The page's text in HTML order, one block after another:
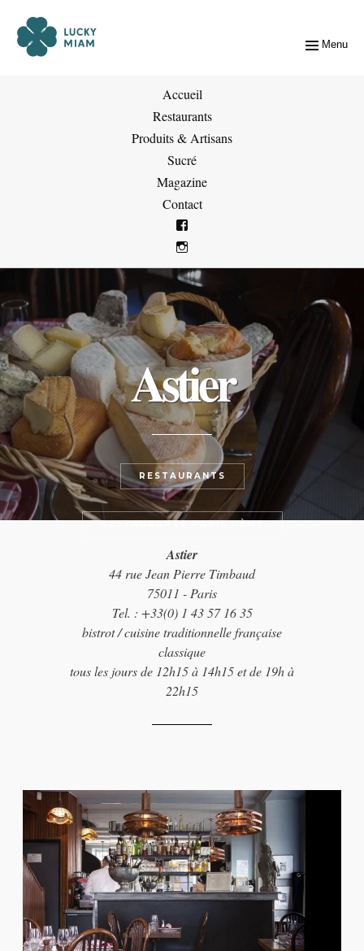
Menu
Accueil
Restaurants
Produits & Artisans
Sucré
Magazine
Contact
Astier
RESTAURANTS
Astier
44 rue Jean Pierre Timbaud
75011 - Paris
Tel. : +33(0) 1 43 57 16 35
bistrot / cuisine traditionnelle française
classique
tous les jours de 12h15 à 14h15 et de 19h à
22h15